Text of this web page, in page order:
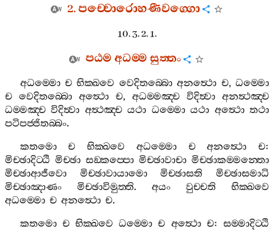
2.පච‍්චොරොහණීවග‍්ගො
10. 3. 2. 1.
පඨමඅධම‍්මසුත‍්තං
අධම‍්මො ච භික‍්ඛවෙ වෙදිතබ‍්බො අනත්‍ථො ච,ධම‍්මො
ච වෙදිතබ‍්බො අත්‍ථො ච, අධම‍්මඤ‍්ච විදිත්‍වා අනත්‍ථඤ‍්ච
ධම‍්මඤ‍්ච විදිත්‍වා අත්‍ථඤ‍්ච යථා ධම‍්මො යථා අත්‍ථො තථා
පටිපජ‍්ජිතබ‍්බං.
කතමො
ච භික‍්ඛවෙ අධම‍්මො ච අනත්‍ථො ච:
මිච‍්ඡාදිට‍්ඨි මිච‍්ඡා සඞ‍්කප‍්පො මිච‍්ඡාවාචා මිච‍්ඡාකම‍්මන‍්තො
මිච‍්ඡාආජීවො
මිච‍්ඡාවායාමො මිච‍්ඡාසති
මිච‍්ඡාසමාධි
මිච‍්ඡාඤාණං
මිච‍්ඡාවිමුත‍්ති. අයං වුච‍්චති
භික‍්ඛවෙ
අධම‍්මො ච අනත්‍ථො ච.
කතමො ච භික‍්ඛවෙ ධම‍්මො ච අත්‍ථො ච:සම‍්මාදිට‍්ඨි